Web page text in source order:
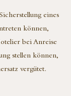
eines
können,
bei Anreise
stellen können,
vergütet.